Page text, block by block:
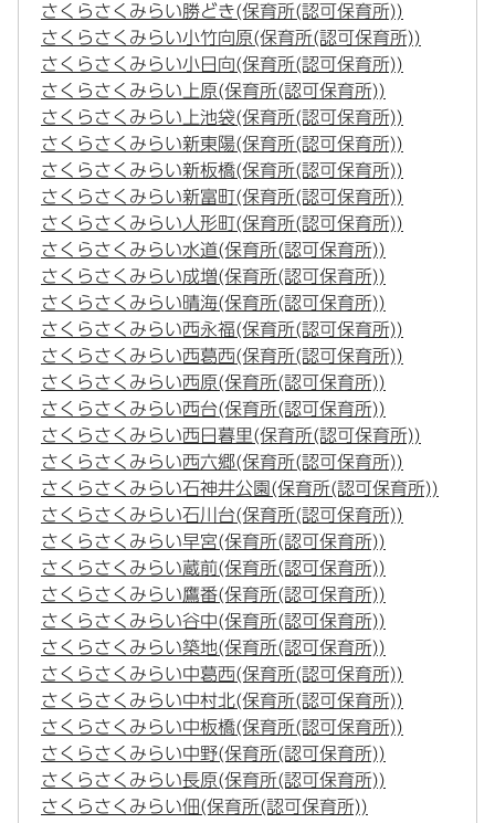
さくらさくみらい勝どき(保育所(認可保育所))
さくらさくみらい小竹向原(保育所(認可保育所))
さくらさくみらい小日向(保育所(認可保育所))
さくらさくみらい上原(保育所(認可保育所))
さくらさくみらい上池袋(保育所(認可保育所))
さくらさくみらい新東陽(保育所(認可保育所))
さくらさくみらい新板橋(保育所(認可保育所))
さくらさくみらい新富町(保育所(認可保育所))
さくらさくみらい人形町(保育所(認可保育所))
さくらさくみらい水道(保育所(認可保育所))
さくらさくみらい成増(保育所(認可保育所))
さくらさくみらい晴海(保育所(認可保育所))
さくらさくみらい西永福(保育所(認可保育所))
さくらさくみらい西葛西(保育所(認可保育所))
さくらさくみらい西原(保育所(認可保育所))
さくらさくみらい西台(保育所(認可保育所))
さくらさくみらい西日暮里(保育所(認可保育所))
さくらさくみらい西六郷(保育所(認可保育所))
さくらさくみらい石神井公園(保育所(認可保育所))
さくらさくみらい石川台(保育所(認可保育所))
さくらさくみらい早宮(保育所(認可保育所))
さくらさくみらい蔵前(保育所(認可保育所))
さくらさくみらい鷹番(保育所(認可保育所))
さくらさくみらい谷中(保育所(認可保育所))
さくらさくみらい築地(保育所(認可保育所))
さくらさくみらい中葛西(保育所(認可保育所))
さくらさくみらい中村北(保育所(認可保育所))
さくらさくみらい中板橋(保育所(認可保育所))
さくらさくみらい中野(保育所(認可保育所))
さくらさくみらい長原(保育所(認可保育所))
さくらさくみらい佃(保育所(認可保育所))